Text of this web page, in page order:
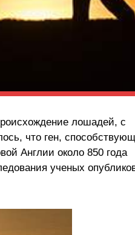
лошадей, с
что ген,
Англии около 850 года
ученых